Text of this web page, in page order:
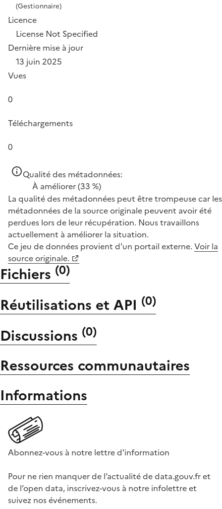
(Gestionnaire)
Licence
License Not Specified
Dernière mise à jour
13 juin 2025
Vues
0
Téléchargements
0
Qualité des métadonnées:
À améliorer(33 %)
La qualité des métadonnées peut être trompeuse car les
métadonnées de la source originale peuvent avoir été
perdues lors de leur récupération. Nous travaillons
actuellement à améliorer la situation.
Ce jeu de données provient d'un portail externe. Voir la
source originale.
Fichiers (0)
Réutilisations et API (0)
Discussions (0)
Ressources communautaires
Informations
Abonnez-vous à notre lettre d'information
Pour ne rien manquer de l’actualité de data.gouv.fr et
de l’open data, inscrivez-vous à notre infolettre et
suivez nos événements.